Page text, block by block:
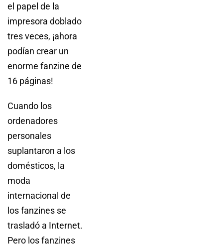
el papel de la
impresora doblado
tres veces, ¡ahora
podían crear un
enorme fanzine de
16 páginas!
Cuando los
ordenadores
personales
suplantaron a los
domésticos, la
moda
internacional de
los fanzines se
trasladó a Internet.
Pero los fanzines